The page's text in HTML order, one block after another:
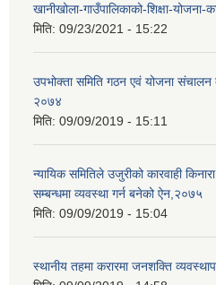
खानीखोला-गाउँपालिकाको-शिक्षा-योजना-
मिति: 09/23/2021 - 15:22
उपभोक्ता समिति गठन एवं योजना संचालन
२०७४
मिति: 09/09/2019 - 15:11
न्यायिक समितिले उजुरीको कारवाही
सम्बन्धमा व्यवस्था गर्न बनेको ऐन,२०७५
मिति: 09/09/2019 - 15:04
स्थानीय तहमा करारमा जनशक्ति